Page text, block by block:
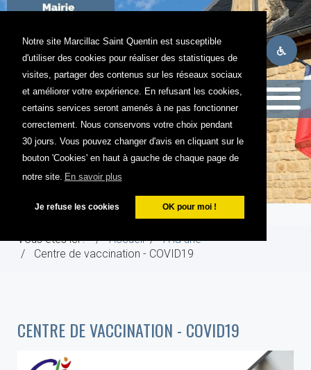
Notre site Marcillac Saint Quentin est susceptible
d'utiliser des cookies pour réaliser des statistiques de
visites, partager des contenus sur les réseaux sociaux
et améliorer votre expérience. En refusant les cookies,
certains services seront amenés à ne pas fonctionner
correctement. Nous conservons votre choix pendant
30 jours. Vous pouvez changer d'avis en cliquant sur le
bouton 'Cookies' en haut à gauche de chaque page de
notre site. En savoir plus
Je refuse les cookies OK pour moi !
Recherche
Vous êtes ici : Accueil
A la une
Centre de vaccination - COVID19
CENTRE DE VACCINATION - COVID19